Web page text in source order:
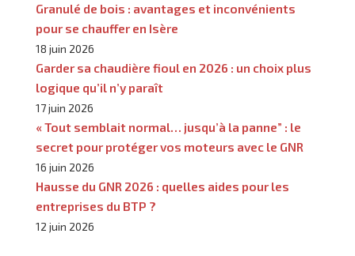
Granulé de bois : avantages et inconvénients
pour se chauffer en Isère
18 juin 2026
Garder sa chaudière fioul en 2026 : un choix plus
logique qu’il n’y paraît
17 juin 2026
« Tout semblait normal… jusqu’à la panne” : le
secret pour protéger vos moteurs avec le GNR
16 juin 2026
Hausse du GNR 2026 : quelles aides pour les
entreprises du BTP ?
12 juin 2026